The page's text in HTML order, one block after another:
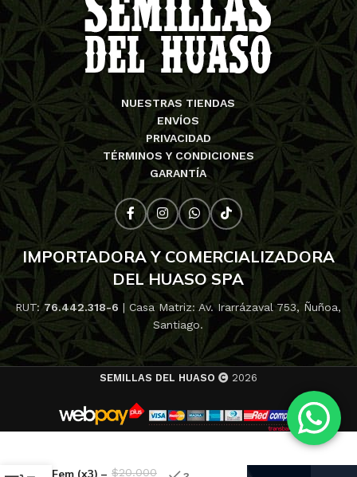
NUESTRAS TIENDAS
ENVÍOS
PRIVACIDAD
TÉRMINOS Y CONDICIONES
GARANTÍA
IMPORTADORA Y COMERCIALIZADORA
DEL HUASO SPA
RUT:76.442.318-6 | Casa Matriz: Av. Irarrázaval 753, Ñuñoa,
Santiago.
SEMILLAS DEL HUASO 2026
Zkittlez x
Fem (x3) – $20.000